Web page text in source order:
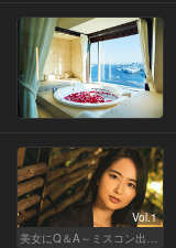
Vol.1
美女にQ＆A～ミスコン出身者の幸福論～